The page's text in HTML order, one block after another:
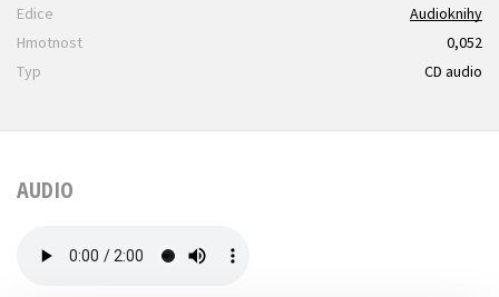
Edice
Audioknihy
Hmotnost
0,052
Typ
CD audio
AUDIO